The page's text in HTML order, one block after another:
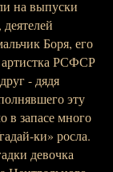
на выпуски
Боря, его
артистка РСФСР
- дядя
эту
в запасе много
ки» росла.
девочка